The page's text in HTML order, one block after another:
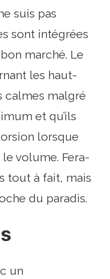
suis pas
sont intégrées
marché. Le
les haut-
calmes malgré
et qu’ils
lorsque
le volume. Fera-
tout à fait, mais
du paradis.
un